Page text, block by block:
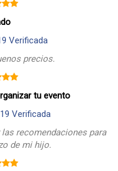
Verificada
precios.
tu evento
Verificada
recomendaciones para
de mi hijo.